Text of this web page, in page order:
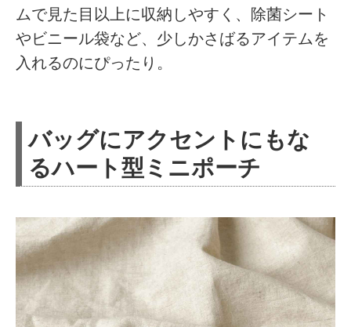
ムで見た目以上に収納しやすく、除菌シート
やビニール袋など、少しかさばるアイテムを
入れるのにぴったり。
バッグにアクセントにもな
るハート型ミニポーチ